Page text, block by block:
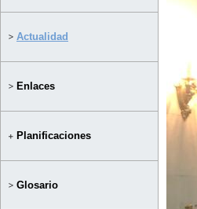
Actualidad
Enlaces
Planificaciones
Glosario